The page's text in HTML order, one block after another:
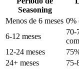
Seasoning
Menos de 6 meses 0%
6-12 meses
70-
12-24 meses
24+ meses
75-